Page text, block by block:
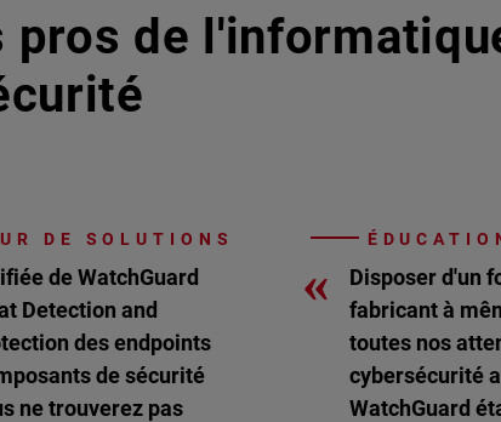
de
DE SOLUTIONS
de WatchGuard
Detection and
des endpoints
de sécurité
ne trouverez pas
«
Disposer d'un
fabricant à
toutes nos
cybersécurité
WatchGuard